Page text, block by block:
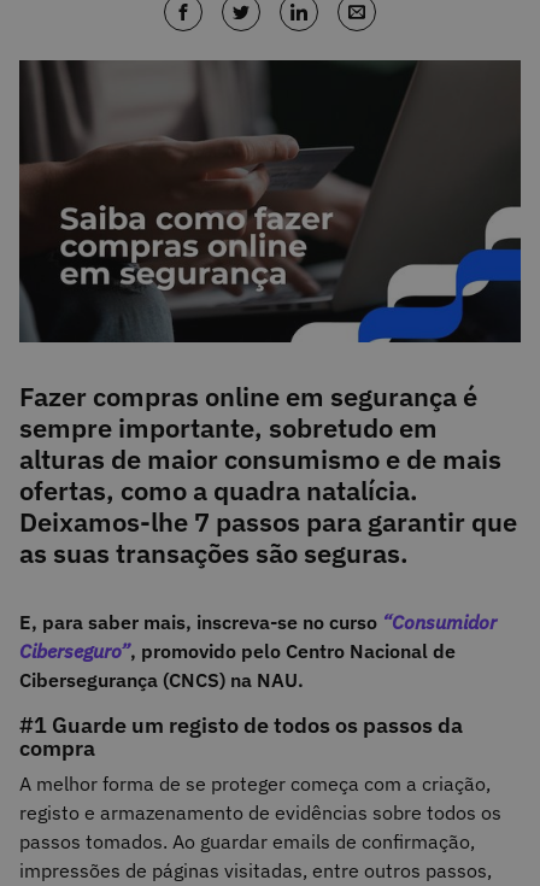
Fazer compras online em segurança é
sempre importante, sobretudo em
alturas de maior consumismo e de mais
ofertas, como a quadra natalícia.
Deixamos-lhe 7 passos para garantir que
as suas transações são seguras.
E, para saber mais, inscreva-se no curso “Consumidor
Ciberseguro”, promovido pelo Centro Nacional de
Cibersegurança (CNCS) na NAU.
#1 Guarde um registo de todos os passos da
compra
A melhor forma de se proteger começa com a criação,
registo e armazenamento de evidências sobre todos os
passos tomados. Ao guardar emails de confirmação,
impressões de páginas visitadas, entre outros passos,